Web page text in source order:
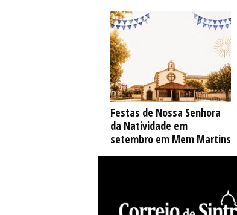
Festas de Nossa Senhora
da Natividade em
setembro em Mem Martins